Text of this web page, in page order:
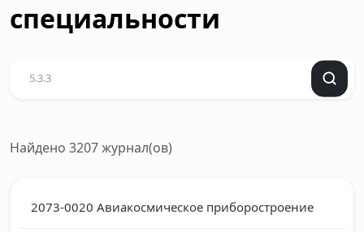
специальности
Найдено 3207 журнал(ов)
2073-0020 Авиакосмическое приборостроение